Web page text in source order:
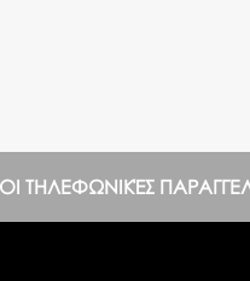
ΤΗΛΕΦΩΝΙΚΈΣ